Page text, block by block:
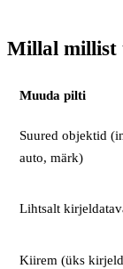
Millal millist
Muuda pilti
Suured objektid
auto, märk)
Lihtsalt
Kiirem (üks